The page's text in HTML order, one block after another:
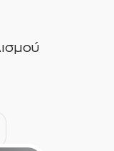
Αναστολέας